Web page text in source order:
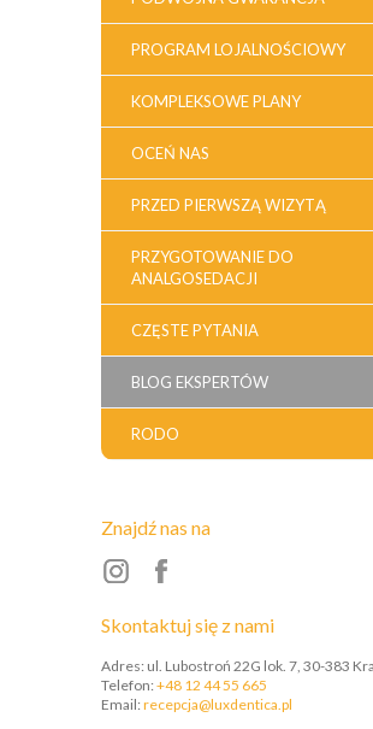
PROGRAM LOJALNOŚCIOWY
KOMPLEKSOWE PLANY
OCEŃ NAS
PRZED PIERWSZĄ WIZYTĄ
PRZYGOTOWANIE DO
ANALGOSEDACJI
CZĘSTE PYTANIA
BLOG EKSPERTÓW
RODO
Znajdź nas na
Skontaktuj się z nami
Adres: ul. Lubostroń 22G lok. 7, 30-383
Telefon: +48 12 44 55 665
Email: recepcja@luxdentica.pl